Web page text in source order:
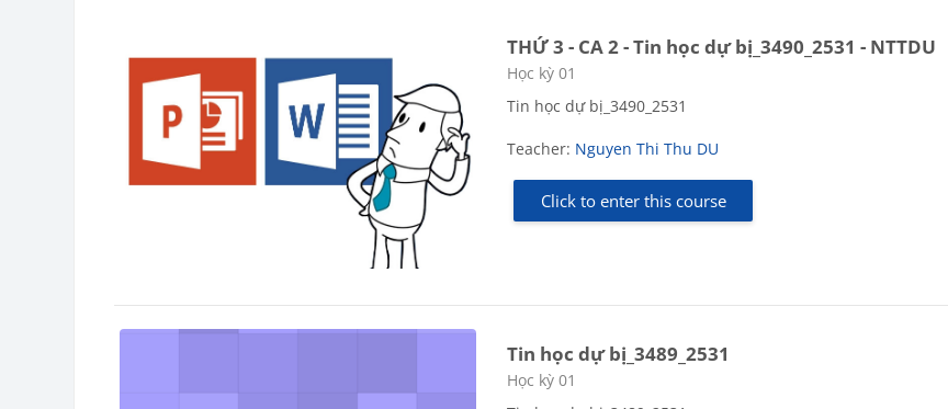
THỨ 3 - CA 2 - Tin học dự bị_3490_2531 - NTTDU
Course category
Học kỳ 01
Tin học dự bị_3490_2531
Teacher: Nguyen Thi Thu DU
Click to enter this course
Tin học dự bị_3489_2531
Course category
Học kỳ 01